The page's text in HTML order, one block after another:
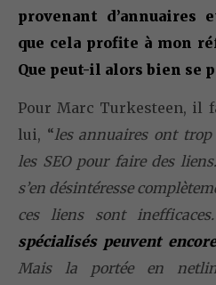
provenant d’annuaires
que cela profite à mon
Que peut-il alors bien se
Pour Marc Turkesteen, il
lui, “les annuaires ont
les SEO pour faire des
s’en désintéresse
ces liens sont inefficaces.
spécialisés peuvent
Mais la portée en